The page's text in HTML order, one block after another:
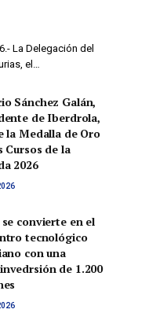
La Delegación del
el…
Sánchez Galán,
de Iberdrola,
la Medalla de Oro
Cursos de la
2026
se convierte en el
tecnológico
con una
de 1.200